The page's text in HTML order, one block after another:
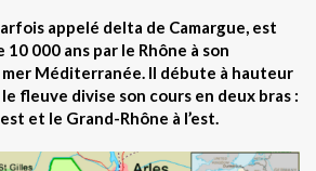
appelé delta de Camargue, est
000 ans par le Rhône à son
mer Méditerranée. Il débute à hauteur
le fleuve divise son cours en deux bras :
et le Grand-Rhône à l’est.